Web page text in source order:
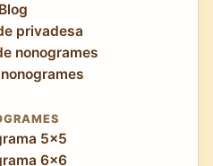
Blog
privadesa
nonogrames
5x5
6x6